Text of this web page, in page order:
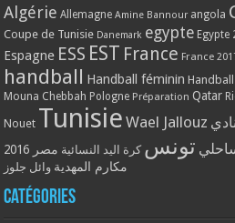
Algérie Allemagne Amine Bannour angola
Coupe de Tunisie Danemark egypte Egypte
Espagne ESS EST France France
handball Handball féminin
Mouna Chebbah Pologne Préparation Qatar
Nouet Tunisie Wael Jallouz
تونس كرة اليد النسائية مصر 2016
مكارم المهدية وائل جلوز
Catégories